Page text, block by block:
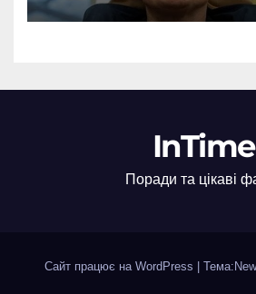
InTime
Поради та цікаві
Сайт працює на WordPress